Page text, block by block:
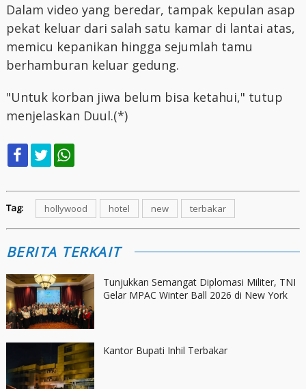
Dalam video yang beredar, tampak kepulan asap
pekat keluar dari salah satu kamar di lantai atas,
memicu kepanikan hingga sejumlah tamu
berhamburan keluar gedung.
"Untuk korban jiwa belum bisa ketahui," tutup
menjelaskan Duul.(*)
Tag: hollywood hotel new terbakar
BERITA TERKAIT
Tunjukkan Semangat Diplomasi Militer, TNI
Gelar MPAC Winter Ball 2026 di New York
Kantor Bupati Inhil Terbakar